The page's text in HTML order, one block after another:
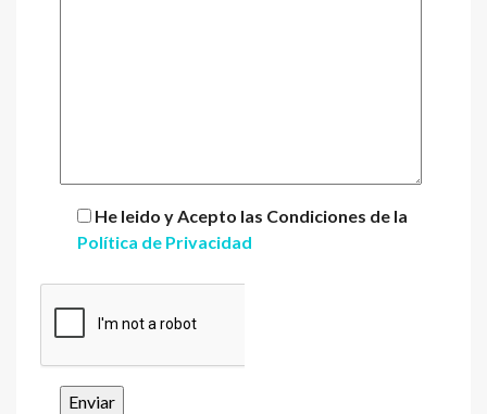
He leido y Acepto las Condiciones de la
Política de Privacidad